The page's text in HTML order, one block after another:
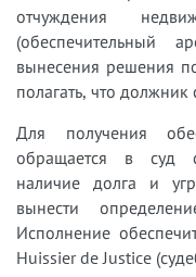
отчуждения
(обеспечительный
вынесения решения
полагать, что
Для получения
обращается в суд
наличие долга и
вынести
Исполнение
Huissier de Justice